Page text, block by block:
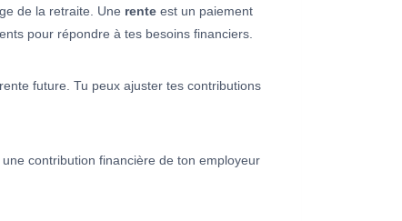
de la retraite. Une rente est un paiement
pour répondre à tes besoins financiers.
future. Tu peux ajuster tes contributions
contribution financière de ton employeur